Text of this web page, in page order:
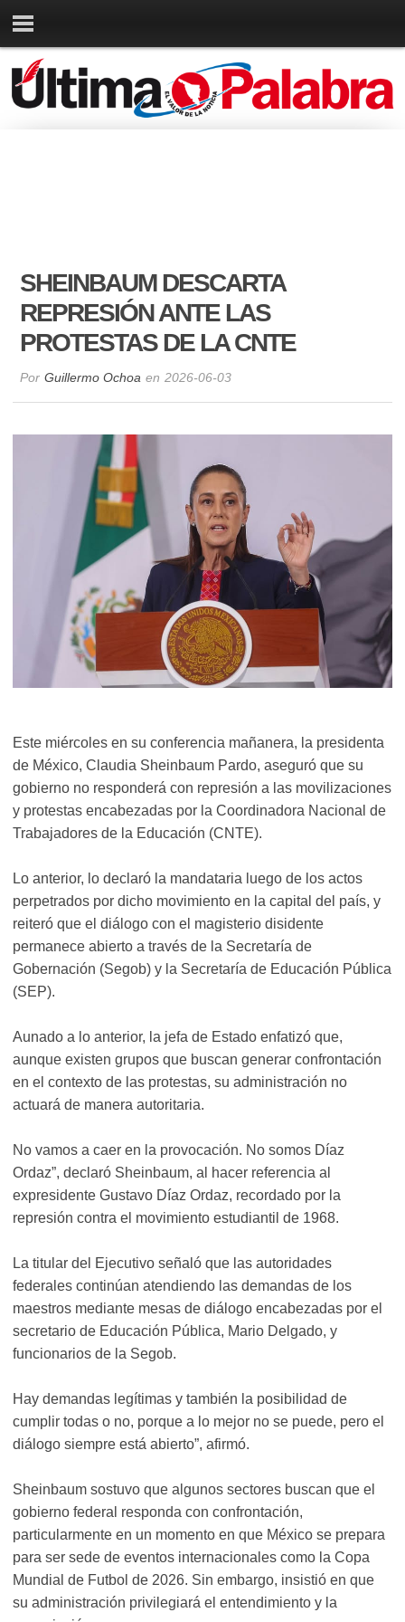
SHEINBAUM DESCARTA
REPRESIÓN ANTE LAS
PROTESTAS DE LA CNTE
Por Guillermo Ochoa en 2026-06-03
Este miércoles en su conferencia mañanera, la presidenta
de México, Claudia Sheinbaum Pardo, aseguró que su
gobierno no responderá con represión a las movilizaciones
y protestas encabezadas por la Coordinadora Nacional de
Trabajadores de la Educación (CNTE).
Lo anterior, lo declaró la mandataria luego de los actos
perpetrados por dicho movimiento en la capital del país, y
reiteró que el diálogo con el magisterio disidente
permanece abierto a través de la Secretaría de
Gobernación (Segob) y la Secretaría de Educación Pública
(SEP).
Aunado a lo anterior, la jefa de Estado enfatizó que,
aunque existen grupos que buscan generar confrontación
en el contexto de las protestas, su administración no
actuará de manera autoritaria.
No vamos a caer en la provocación. No somos Díaz
Ordaz”, declaró Sheinbaum, al hacer referencia al
expresidente Gustavo Díaz Ordaz, recordado por la
represión contra el movimiento estudiantil de 1968.
La titular del Ejecutivo señaló que las autoridades
federales continúan atendiendo las demandas de los
maestros mediante mesas de diálogo encabezadas por el
secretario de Educación Pública, Mario Delgado, y
funcionarios de la Segob.
Hay demandas legítimas y también la posibilidad de
cumplir todas o no, porque a lo mejor no se puede, pero el
diálogo siempre está abierto”, afirmó.
Sheinbaum sostuvo que algunos sectores buscan que el
gobierno federal responda con confrontación,
particularmente en un momento en que México se prepara
para ser sede de eventos internacionales como la Copa
Mundial de Futbol de 2026. Sin embargo, insistió en que
su administración privilegiará el entendimiento y la